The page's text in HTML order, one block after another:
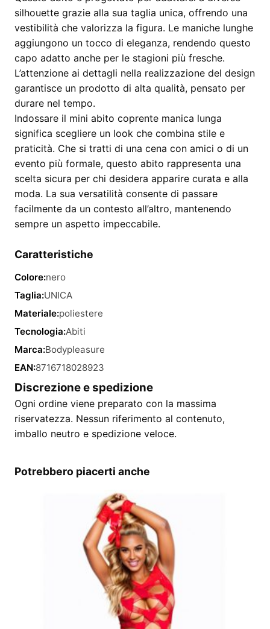
silhouette grazie alla sua taglia unica, offrendo una
vestibilità che valorizza la figura. Le maniche lunghe
aggiungono un tocco di eleganza, rendendo questo
capo adatto anche per le stagioni più fresche.
L’attenzione ai dettagli nella realizzazione del design
garantisce un prodotto di alta qualità, pensato per
durare nel tempo.
Indossare il mini abito coprente manica lunga
significa scegliere un look che combina stile e
praticità. Che si tratti di una cena con amici o di un
evento più formale, questo abito rappresenta una
scelta sicura per chi desidera apparire curata e alla
moda. La sua versatilità consente di passare
facilmente da un contesto all’altro, mantenendo
sempre un aspetto impeccabile.
Caratteristiche
Colore:nero
Taglia:UNICA
Materiale:poliestere
Tecnologia:Abiti
Marca:Bodypleasure
EAN:8716718028923
Discrezione e spedizione
Ogni ordine viene preparato con la massima
riservatezza. Nessun riferimento al contenuto,
imballo neutro e spedizione veloce.
Potrebbero piacerti anche